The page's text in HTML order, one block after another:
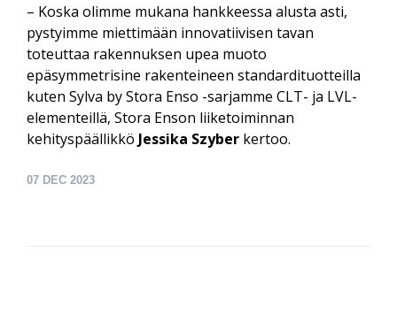
– Koska olimme mukana hankkeessa alusta asti,
pystyimme miettimään innovatiivisen tavan
toteuttaa rakennuksen upea muoto
epäsymmetrisine rakenteineen standardituotteilla
kuten Sylva by Stora Enso -sarjamme CLT- ja LVL-
elementeillä, Stora Enson liiketoiminnan
kehityspäällikkö Jessika Szyber kertoo.
07 DEC 2023